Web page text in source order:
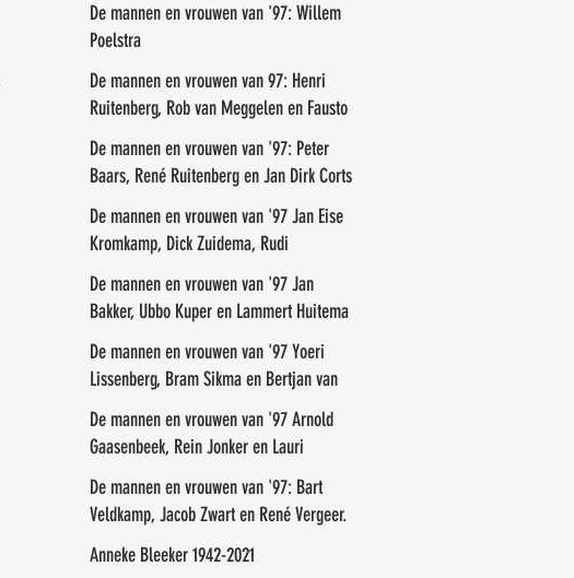
De mannen en vrouwen van '97: Willem
Poelstra
De mannen en vrouwen van 97: Henri
Ruitenberg, Rob van Meggelen en Fausto
de Marreiros
De mannen en vrouwen van '97: Peter
Baars, René Ruitenberg en Jan Dirk Corts
De mannen en vrouwen van '97 Jan Eise
Kromkamp, Dick Zuidema, Rudi
Groenendal
De mannen en vrouwen van '97 Jan
Bakker, Ubbo Kuper en Lammert Huitema
De mannen en vrouwen van '97 Yoeri
Lissenberg, Bram Sikma en Bertjan van
der Veen
De mannen en vrouwen van '97 Arnold
Gaasenbeek, Rein Jonker en Lauri
Paalasmaa
De mannen en vrouwen van '97: Bart
Veldkamp, Jacob Zwart en René Vergeer.
Anneke Bleeker 1942-2021